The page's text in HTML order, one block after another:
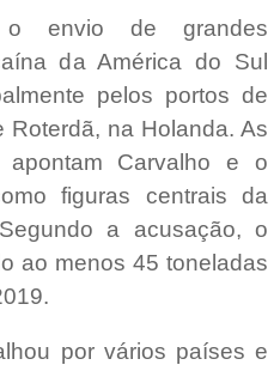
envio de grandes
da América do Sul
pelos portos de
Roterdã, na Holanda. As
apontam Carvalho e o
figuras centrais da
a acusação, o
ao menos 45 toneladas
por vários países e